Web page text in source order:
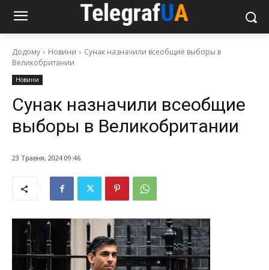
Додому Новини
Сунак назначили всеобщие выборы в
Великобритании
Новини
Сунак назначили всеобщие
выборы в Великобритании
23 Травня, 2024 09:46